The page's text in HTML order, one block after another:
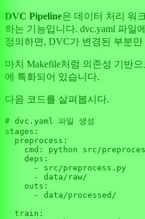
DVC Pipeline은 데이터 처리 워
하는 기능입니다. dvc.yaml 파일
정의하면, DVC가 변경된 부분
마치 Makefile처럼 의존성 기반
에 특화되어 있습니다.
다음 코드를 살펴봅시다.
# dvc.yaml 파일 생성
stages:
  preprocess:
cmd: python src/
    deps:
      - src/preprocess.py
      - data/raw/
    outs:
      - data/processed/
  train: